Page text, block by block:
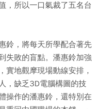
，所以一口氣裁了五名台
鈴，將每天所學配合著先
失敗的盲點。潘惠鈴加強
實地觀摩現場動線安排，
，缺乏3D電腦構圖的技
操作的潘惠鈴，還特別在